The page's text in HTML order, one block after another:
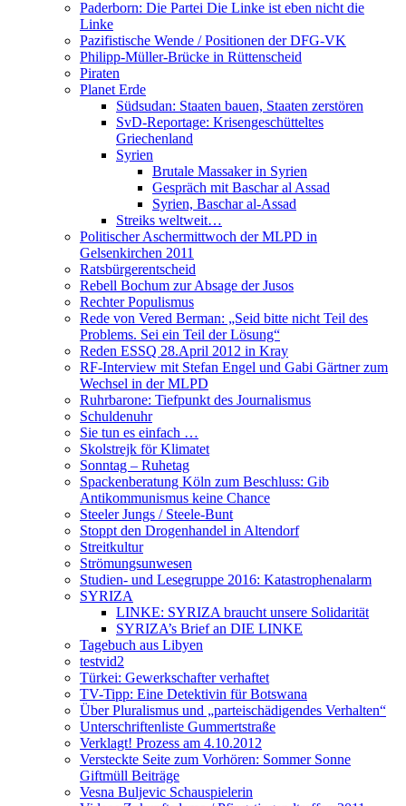
Paderborn: Die Partei Die Linke ist eben nicht die
Linke
Pazifistische Wende / Positionen der DFG-VK
Philipp-Müller-Brücke in Rüttenscheid
Piraten
Planet Erde
Südsudan: Staaten bauen, Staaten zerstören
SvD-Reportage: Krisengeschütteltes
Griechenland
Syrien
Brutale Massaker in Syrien
Gespräch mit Baschar al Assad
Syrien, Baschar al-Assad
Streiks weltweit…
Politischer Aschermittwoch der MLPD in
Gelsenkirchen 2011
Ratsbürgerentscheid
Rebell Bochum zur Absage der Jusos
Rechter Populismus
Rede von Vered Berman: „Seid bitte nicht Teil des
Problems. Sei ein Teil der Lösung“
Reden ESSQ 28.April 2012 in Kray
RF-Interview mit Stefan Engel und Gabi Gärtner zum
Wechsel in der MLPD
Ruhrbarone: Tiefpunkt des Journalismus
Schuldenuhr
Sie tun es einfach …
Skolstrejk för Klimatet
Sonntag – Ruhetag
Spackenberatung Köln zum Beschluss: Gib
Antikommunismus keine Chance
Steeler Jungs / Steele-Bunt
Stoppt den Drogenhandel in Altendorf
Streitkultur
Strömungsunwesen
Studien- und Lesegruppe 2016: Katastrophenalarm
SYRIZA
LINKE: SYRIZA braucht unsere Solidarität
SYRIZA’s Brief an DIE LINKE
Tagebuch aus Libyen
testvid2
Türkei: Gewerkschafter verhaftet
TV-Tipp: Eine Detektivin für Botswana
Über Pluralismus und „parteischädigendes Verhalten“
Unterschriftenliste Gummertstraße
Verklagt! Prozess am 4.10.2012
Versteckte Seite zum Vorhören: Sommer Sonne
Giftmüll Beiträge
Vesna Buljevic Schauspielerin